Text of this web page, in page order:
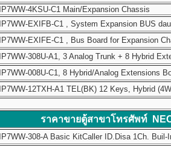
IP7WW-4KSU-C1 Main/Expansion Chassis
IP7WW-EXIFB-C1 , System Expansion BUS
IP7WW-EXIFE-C1 , Bus Board for Expansion
IP7WW-308U-A1, 3 Analog Trunk + 8 Hybrid
IP7WW-008U-C1, 8 Hybrid/Analog Extensions
IP7WW-12TXH-A1 TEL(BK) 12 Keys, Hybrid
ราคาขายตู้สาขาโทรศัพท์
IP7WW-308-A Basic KitCaller ID.Disa 1Ch.